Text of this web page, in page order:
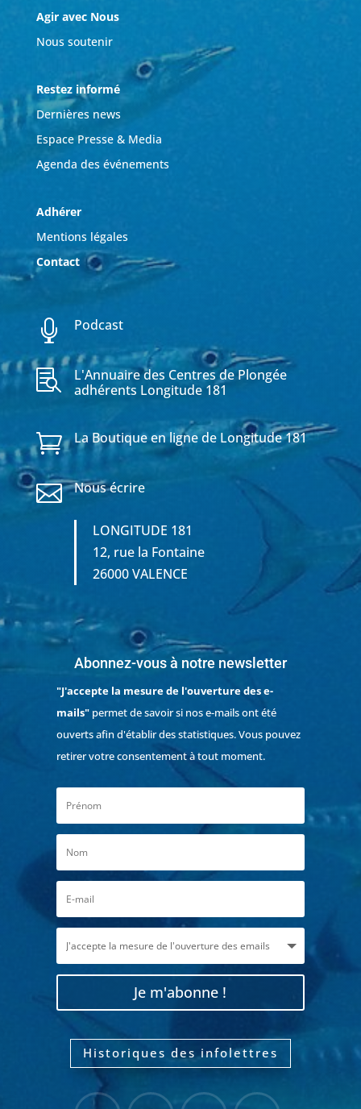
Agir avec Nous
Nous soutenir
Restez informé
Dernières news
Espace Presse & Media
Agenda des événements
Adhérer
Mentions légales
Contact
 Podcast

L'Annuaire des Centres de Plongée
adhérents Longitude 181
 La Boutique en ligne de Longitude 181
 Nous écrire
LONGITUDE 181
12, rue la Fontaine
26000 VALENCE
Abonnez-vous à notre newsletter
"J'accepte la mesure de l'ouverture des e-
mails"permet de savoir si nos e-mails ont été
ouverts afin d'établir des statistiques. Vous pouvez
retirer votre consentement à tout moment.
Je m'abonne !
Historiques des infolettres